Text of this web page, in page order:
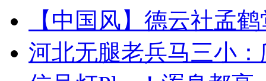
【中国风】德云社孟
河北无腿老兵马三小